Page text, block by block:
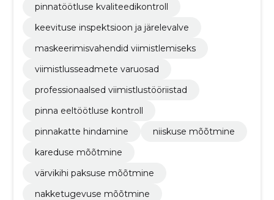
pinnatöötluse kvaliteedikontroll
keevituse inspektsioon ja järelevalve
maskeerimisvahendid viimistlemiseks
viimistlusseadmete varuosad
professionaalsed viimistlustööriistad
pinna eeltöötluse kontroll
pinnakatte hindamine
niiskuse mõõtmine
kareduse mõõtmine
värvikihi paksuse mõõtmine
nakketugevuse mõõtmine